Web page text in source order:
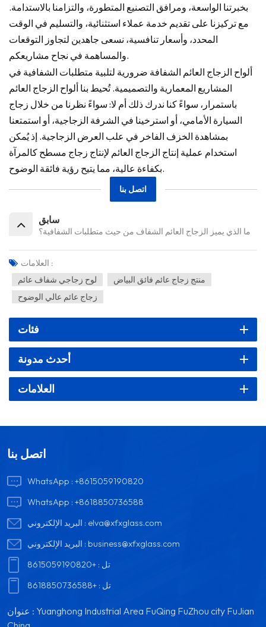
بخبرتنا الواسعة، ومرافق التصنيع المتطورة، والتزامنا بالاستدامة.
مع تركيزنا على تقديم خدمة عملاء استثنائية، والتسليم في الوقت
المحدد، وأسعار تنافسية، نسعى جاهدين لتجاوز التوقعات
والمساهمة في نجاح مشاريعكم.
ألواح الزجاج العائم الشفافة ضرورية لتلبية متطلبات الشفافية في
المشاريع المعمارية والتصميمية. تُحيط بنا ألواح الزجاج العائم
باستمرار، سواءً كنا ندرك ذلك أم لا: سواءً نظرنا من خلال زجاج
السيارة الأمامي، أو استرخينا في الشرفة الزجاجية، أو استمتعنا
بمشاهدة الخزف الفاخر في علب العرض الزجاجية. إذ يُمكن
استخدام عملية إنتاج الزجاج العائم لإنتاج زجاج مسطح كالمرآة
بكفاءة عالية، مما يتيح رؤية فائقة الوضوح.
اتصل بنا
سابق
ما الذي يميز الزجاج العائم الشفاف من حيث متطلبات الشفافية؟
العلامات :
لوح زجاجي شفاف عائم
منتج زجاج عائم فائق البياض
زجاج عائم عالي الوضوح
فئات
أحدث مدونة
العلامات
اتصل بنا
WhatsApp :+8615059190820
WhatsApp :+8618850736588
البريد الإلكتروني : elva@xfxglass.com
البريد الإلكتروني :business@xfxglass.com
تل : +8615059190820
تل : +8618850736588
عنوان : Yuanghong Industrial Area FuQing FuZhou city FuJian